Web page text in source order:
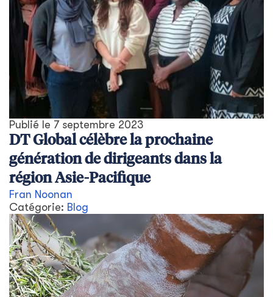
Publié le 7 septembre 2023
DT Global célèbre la prochaine
génération de dirigeants dans la
région Asie-Pacifique
Fran Noonan
Catégorie: Blog